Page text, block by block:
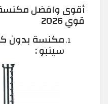
أقوى وافضل
قوي 2026
مكنسة بدون
سينبو :